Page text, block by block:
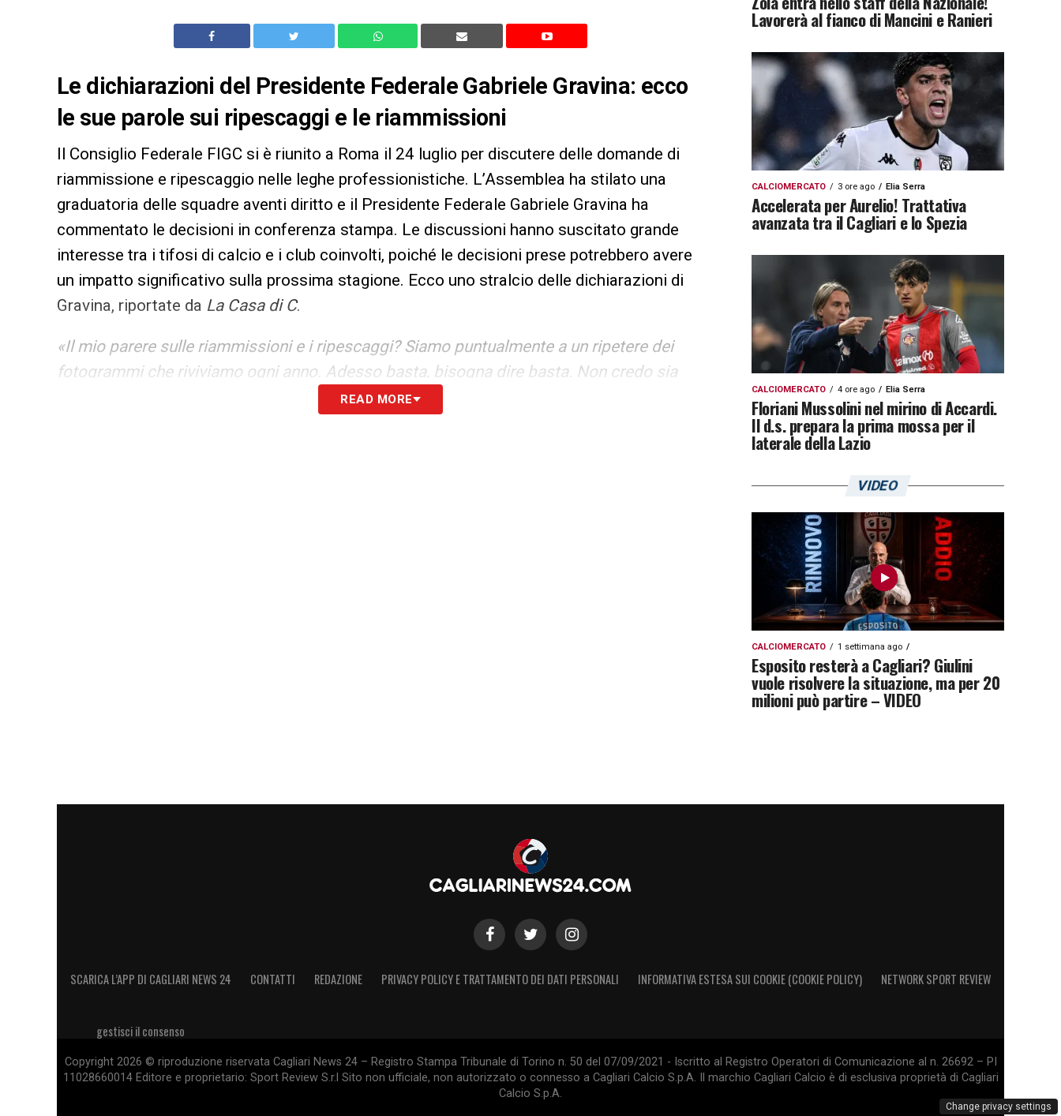
Le dichiarazioni del Presidente Federale Gabriele Gravina: ecco
le sue parole sui ripescaggi e le riammissioni
Il Consiglio Federale FIGC si è riunito a Roma il 24 luglio per discutere delle domande di
riammissione e ripescaggio nelle leghe professionistiche. L’Assemblea ha stilato una
graduatoria delle squadre aventi diritto e il Presidente Federale Gabriele Gravina ha
commentato le decisioni in conferenza stampa. Le discussioni hanno suscitato grande
interesse tra i tifosi di calcio e i club coinvolti, poiché le decisioni prese potrebbero avere
un impatto significativo sulla prossima stagione. Ecco uno stralcio delle dichiarazioni di
Gravina, riportate da La Casa di C.
«Il mio parere sulle riammissioni e i ripescaggi? Siamo puntualmente a un ripetere dei
fotogrammi che riviviamo ogni anno. Adesso basta, bisogna dire basta. Non credo sia
giusto. Dobbiamo cominciare a dire le cose come stanno: ogni anno pensare,
READ MORE
Lavorerà al fianco di Mancini e Ranieri
CALCIOMERCATO 3 ore ago Elia Serra
Accelerata per Aurelio! Trattativa
avanzata tra il Cagliari e lo Spezia
CALCIOMERCATO 4 ore ago Elia Serra
Floriani Mussolini nel mirino di Accardi.
Il d.s. prepara la prima mossa per il
laterale della Lazio
VIDEO
CALCIOMERCATO 1 settimana ago
Esposito resterà a Cagliari? Giulini
vuole risolvere la situazione, ma per 20
milioni può partire – VIDEO
SCARICA L’APP DI CAGLIARI NEWS 24 CONTATTI REDAZIONE PRIVACY POLICY E TRATTAMENTO DEI DATI PERSONALI INFORMATIVA ESTESA SUI COOKIE (COOKIE POLICY) NETWORK SPORT REVIEW
gestisci il consenso
Copyright 2026 © riproduzione riservata Cagliari News 24 – Registro Stampa Tribunale di Torino n. 50 del 07/09/2021 - Iscritto al Registro Operatori di Comunicazione al n. 26692 – PI
11028660014 Editore e proprietario: Sport Review S.r.l Sito non ufficiale, non autorizzato o connesso a Cagliari Calcio S.p.A. Il marchio Cagliari Calcio è di esclusiva proprietà di Cagliari
Calcio S.p.A.
Change privacy settings